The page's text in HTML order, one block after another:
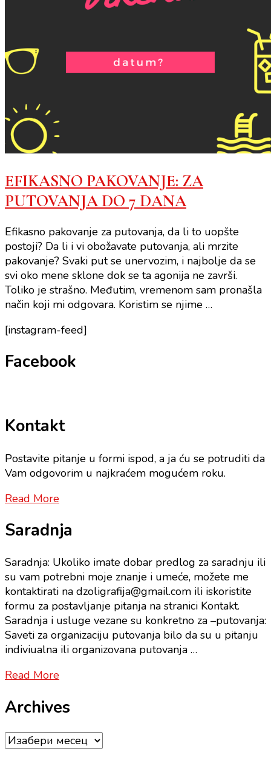
EFIKASNO PAKOVANJE: ZA
PUTOVANJA DO 7 DANA
Efikasno pakovanje za putovanja, da li to uopšte
postoji? Da li i vi obožavate putovanja, ali mrzite
pakovanje? Svaki put se unervozim, i najbolje da se
svi oko mene sklone dok se ta agonija ne završi.
Toliko je strašno. Međutim, vremenom sam pronašla
način koji mi odgovara. Koristim se njime …
[instagram-feed]
Facebook
Kontakt
Postavite pitanje u formi ispod, a ja ću se potruditi da
Vam odgovorim u najkraćem mogućem roku.
Read More
Saradnja
Saradnja: Ukoliko imate dobar predlog za saradnju ili
su vam potrebni moje znanje i umeće, možete me
kontaktirati na dzoligrafija@gmail.com ili iskoristite
formu za postavljanje pitanja na stranici Kontakt.
Saradnja i usluge vezane su konkretno za –putovanja:
Saveti za organizaciju putovanja bilo da su u pitanju
indiviualna ili organizovana putovanja …
Read More
Archives
Archives